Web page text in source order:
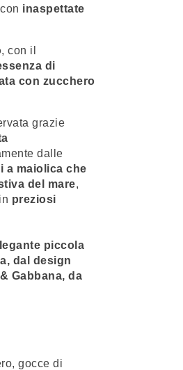
inaspettate
, con il
di
con zucchero
grazie
dalle
a maiolica che
del mare,
preziosi
piccola
dal design
Gabbana, da
gocce di